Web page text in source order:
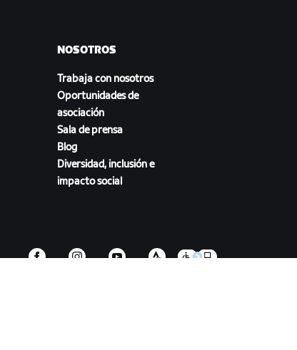
NOSOTROS
Trabaja con nosotros
Oportunidades de
asociación
Sala de prensa
Blog
Diversidad, inclusión e
impacto social